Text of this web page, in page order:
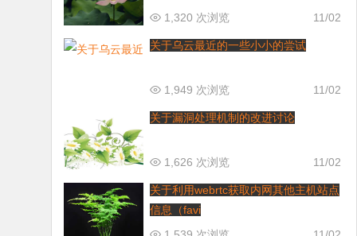
11/02
1,320 次浏览
关于乌云最近的一些小小的尝试
11/02
1,949 次浏览
关于漏洞处理机制的改进讨论
11/02
1,626 次浏览
关于利用webrtc获取内网其他主机站点
信息（favi